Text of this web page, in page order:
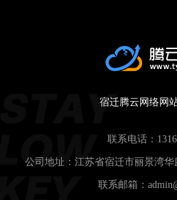
宿迁腾云网络网
联系电话：
公司地址：江苏省宿迁市丽景湾
联系邮箱：